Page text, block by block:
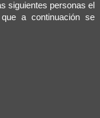
siguientes personas el
a continuación se